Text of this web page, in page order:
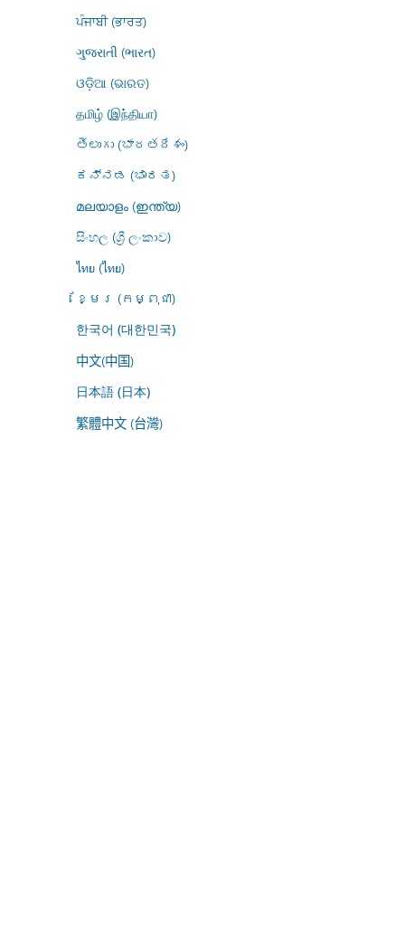
ਪੰਜਾਬੀ (ਭਾਰਤ)
ગુજરાતી (ભારત)
ଓଡ଼ିଆ (ଭାରତ)
தமிழ் (இந்தியா)
తెలుగు (భారతదేశం)
ಕನ್ನಡ (ಭಾರತ)
മലയാളം (ഇന്ത്യ)
සිංහල (ශ්‍රී ලංකාව)
ไทย (ไทย)
ខ្មែរ (កម្ពុជា)
한국어 (대한민국)
中文(中国)
日本語 (日本)
繁體中文 (台灣)